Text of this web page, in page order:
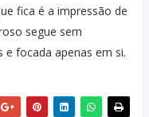
fica é a impressão de
segue sem
focada apenas em si.